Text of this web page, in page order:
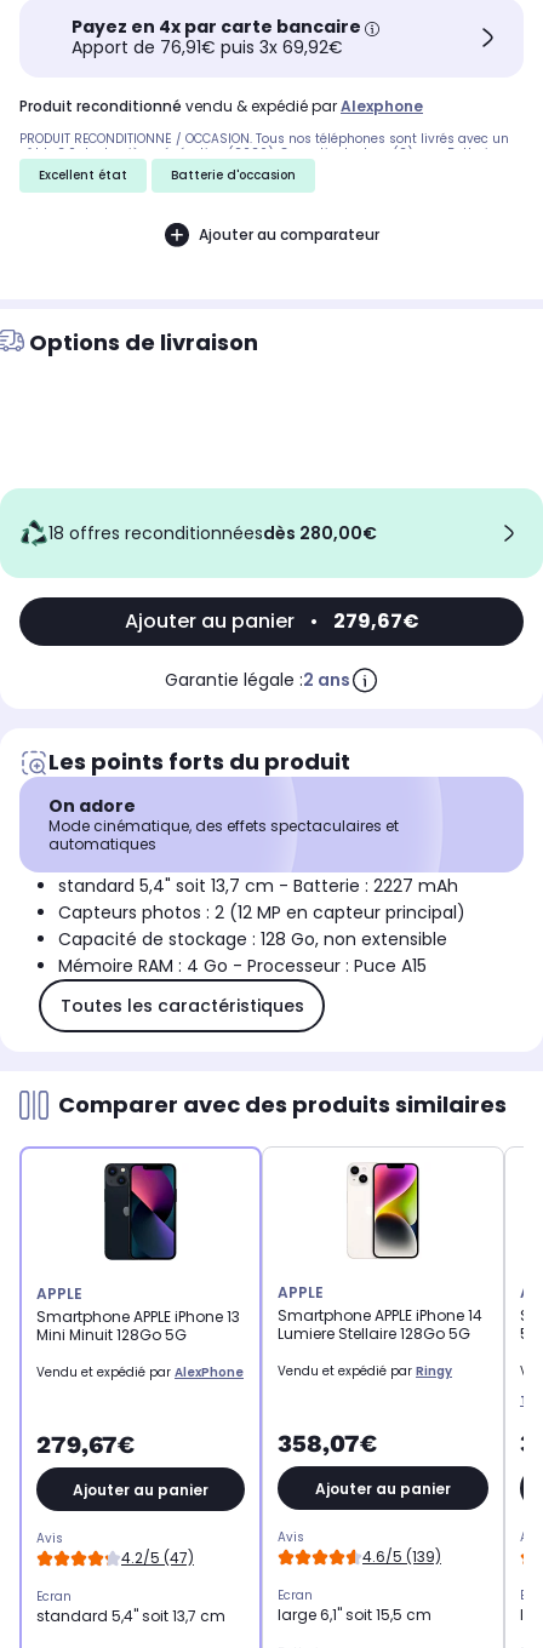
Payez en 4x par carte bancaire
Apport de 76,91€ puis 3x 69,92€
produit reconditionné vendu & expédié parAlexphone
PRODUIT RECONDITIONNÉ / OCCASION. Tous nos téléphones sont livrés avec un
câble 3.0 de dernière génération (2026). Garantie de deux (2) ans. Batterie
minimum de 85% garantie. N'hésitez plus et achetez avec AlexPhone, le leader
de la vente d'iPhones reconditionnés. Prix final. Facture sans TVA déductible
(Régime de la marge — Biens d'occasion, Directive 2006/112/CE)
Excellent état Batterie d'occasion
Ajouter au comparateur
Options de livraison
18 offres reconditionnées dès 280,00€
Ajouter au panier • 279,67€
Garantie légale :2 ans
Les points forts du produit
On adore
Mode cinématique, des effets spectaculaires et
automatiques
standard 5,4" soit 13,7 cm - Batterie : 2227 mAh
Capteurs photos : 2 (12 MP en capteur principal)
Capacité de stockage : 128 Go, non extensible
Mémoire RAM : 4 Go - Processeur : Puce A15
Toutes les caractéristiques
Comparer avec des produits similaires
APPLE
Smartphone APPLE iPhone 13
Mini Minuit 128Go 5G
Vendu et expédié par AlexPhone
279,67€
Ajouter au panier
Avis
4.2/5 (47)
Ecran
standard 5,4" soit 13,7 cm
APPLE
Smartphone APPLE iPhone 14
Lumiere Stellaire 128Go 5G
Vendu et expédié par Ringy
358,07€
Ajouter au panier
Avis
4.6/5 (139)
Ecran
large 6,1" soit 15,5 cm